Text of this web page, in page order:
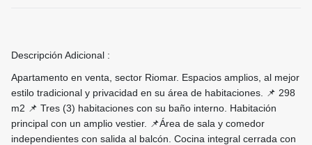
Descripción Adicional :
Apartamento en venta, sector Riomar. Espacios amplios, al mejor
estilo tradicional y privacidad en su área de habitaciones. 📌 298
m2 📌 Tres (3) habitaciones con su baño interno. Habitación
principal con un amplio vestier. 📌Área de sala y comedor
independientes con salida al balcón. Cocina integral cerrada con